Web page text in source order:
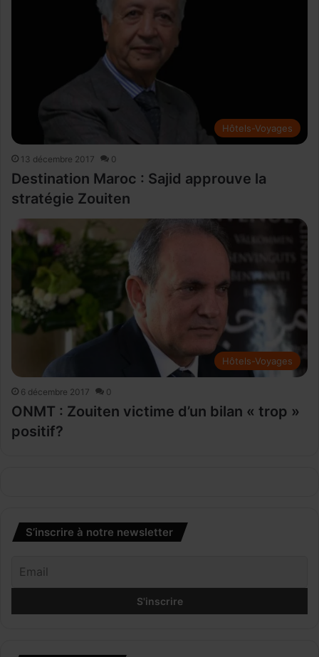
Hôtels-Voyages
13 décembre 2017 0
Destination Maroc : Sajid approuve la
stratégie Zouiten
Hôtels-Voyages
6 décembre 2017 0
ONMT : Zouiten victime d’un bilan « trop »
positif?
S’inscrire à notre newsletter